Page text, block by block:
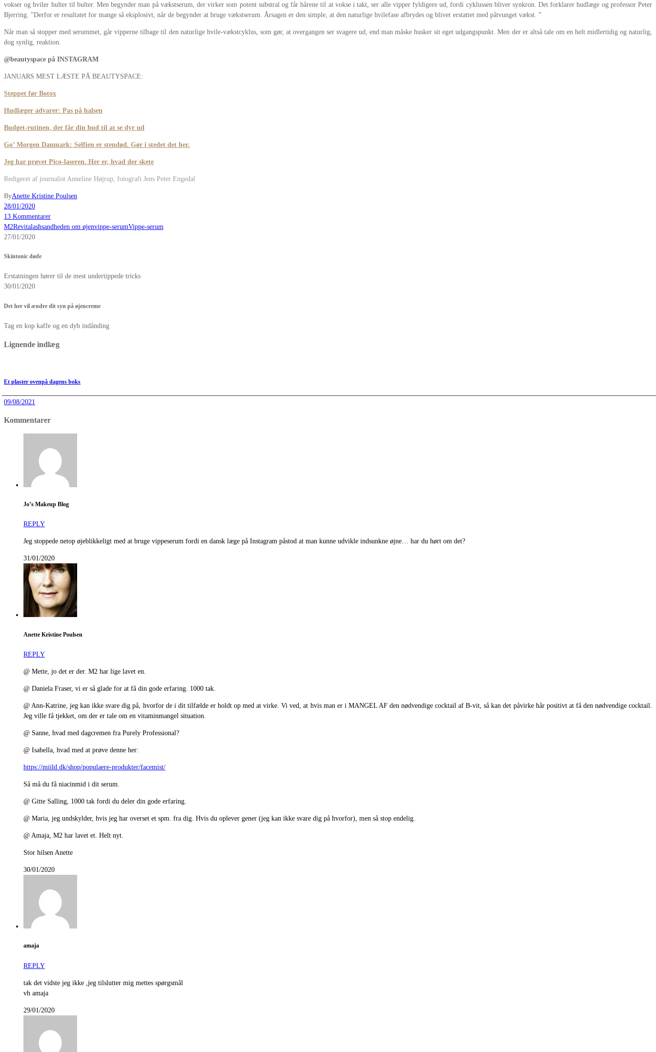
vokser og hviler hulter til bulter. Men begynder man på vækstserum, der virker som potent substral og får hårene til at vokse i takt, ser alle vipper fyldigere ud, fordi cyklussen bliver synkron. Det forklarer hudlæge og professor Peter
Bjerring. ”Derfor er resultatet for mange så eksplosivt, når de begynder at bruge vækstserum. Årsagen er den simple, at den naturlige hvilefase afbrydes og bliver erstattet med påtvunget vækst. ”
Når man så stopper med serummet, går vipperne tilbage til den naturlige hvile-vækstcyklus, som gør, at overgangen ser svagere ud, end man måske husker sit eget udgangspunkt. Men der er altså tale om en helt midlertidig og naturlig,
dog synlig, reaktion.
@beautyspace på INSTAGRAM
JANUARS MEST LÆSTE PÅ BEAUTYSPACE:
Steppet før Botox
Hudlæger advarer: Pas på halsen
Budget-rutinen, der får din hud til at se dyr ud
Go’ Morgen Danmark: Selfien er stendød. Gør i stedet det her.
Jeg har prøvet Pico-laseren. Her er, hvad der skete
Redigeret af journalist Anneline Højrup, fotografi Jens Peter Engedal
ByAnette Kristine Poulsen
28/01/2020
13 Kommentarer
M2Revitalashsandheden om øjenvippe-serumVippe-serum
27/01/2020
Skintonic døde
Erstatningen hører til de mest undertippede tricks
30/01/2020
Det her vil ændre dit syn på øjencreme
Tag en kop kaffe og en dyb indånding
Lignende indlæg
Et plaster ovenpå dagens boks
09/08/2021
Kommentarer
Jo’s Makeup Blog
REPLY
Jeg stoppede netop øjeblikkeligt med at bruge vippeserum fordi en dansk læge på Instagram påstod at man kunne udvikle indsunkne øjne… har du hørt om det?
31/01/2020
Anette Kristine Poulsen
REPLY
@ Mette, jo det er der. M2 har lige lavet en.
@ Daniela Fraser, vi er så glade for at få din gode erfaring. 1000 tak.
@ Ann-Katrine, jeg kan ikke svare dig på, hvorfor de i dit tilfælde er holdt op med at virke. Vi ved, at hvis man er i MANGEL AF den nødvendige cocktail af B-vit, så kan det påvirke hår positivt at få den nødvendige cocktail.
Jeg ville få tjekket, om der er tale om en vitaminmangel situation.
@ Sanne, hvad med dagcremen fra Purely Professional?
@ Isabella, hvad med at prøve denne her:
https://miild.dk/shop/populaere-produkter/facemist/
Så må du få niacinmid i dit serum.
@ Gitte Salling, 1000 tak fordi du deler din gode erfaring.
@ Maria, jeg undskylder, hvis jeg har overset et spm. fra dig. Hvis du oplever gener (jeg kan ikke svare dig på hvorfor), men så stop endelig.
@ Amaja, M2 har lavet et. Helt nyt.
Stor hilsen Anette
30/01/2020
amaja
REPLY
tak det vidste jeg ikke ,jeg tilslutter mig mettes spørgsmål
vh amaja
29/01/2020